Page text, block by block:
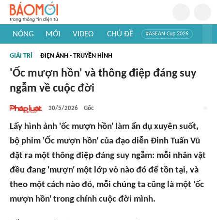
NÓNG MỚI VIDEO CHỦ ĐỀ #ASEAN Cup 2026
#Khám phá Việt Nam
#Khám phá thế giới
GIẢI TRÍ ĐIỆN ẢNH - TRUYỀN HÌNH
'Ốc mượn hồn' và thông điệp đáng suy
ngẫm về cuộc đời
30/5/2026 Gốc
Lấy hình ảnh 'ốc mượn hồn' làm ẩn dụ xuyên suốt,
bộ phim 'Ốc mượn hồn' của đạo diễn Đinh Tuấn Vũ
đặt ra một thông điệp đáng suy ngẫm: mỗi nhân vật
đều đang 'mượn' một lớp vỏ nào đó để tồn tại, và
theo một cách nào đó, mỗi chúng ta cũng là một 'ốc
mượn hồn' trong chính cuộc đời mình.